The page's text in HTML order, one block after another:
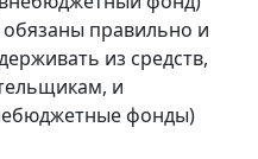
правильно и
из средств,
и
фонды)